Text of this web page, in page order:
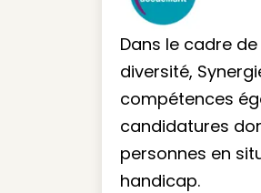
Dans le cadre
diversité,
compétences
candidatures
personnes en
handicap.